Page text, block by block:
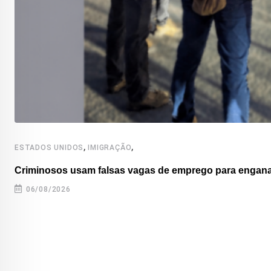
ESTADOS UNIDOS ,IMIGRAÇÃO,
Criminosos usam falsas vagas de emprego para
06/08/2026